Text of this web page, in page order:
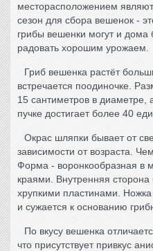
месторасположением
сезон для сбора вешенок -
грибы вешенки могут и дома
радовать хорошим урожаем.
Гриб вешенка растёт
встречается поодиночке.
15 сантиметров в диаметре,
пучке достигает более 40
Окрас шляпки бывает от
зависимости от возраста.
Форма - воронкообразная в
краями. Внутренняя
хрупкими пластинами. Ножка
и сужается к основанию
По вкусу вешенка
что присутствует привкус